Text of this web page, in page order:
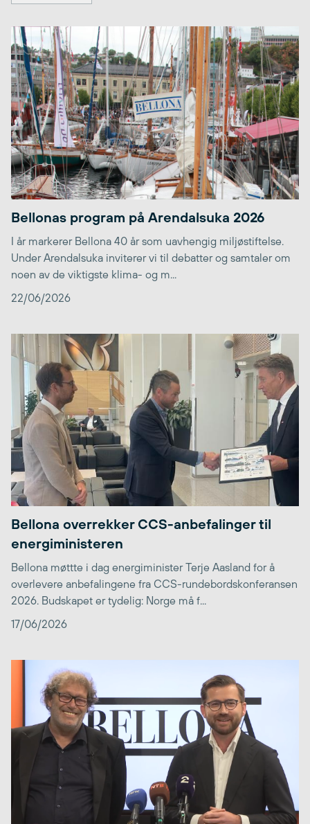
Bellonas program på Arendalsuka 2026
I år markerer Bellona 40 år som uavhengig miljøstiftelse.
Under Arendalsuka inviterer vi til debatter og samtaler om
noen av de viktigste klima- og m...
22/06/2026
Bellona overrekker CCS-anbefalinger til
energiministeren
Bellona møttte i dag energiminister Terje Aasland for å
overlevere anbefalingene fra CCS-rundebordskonferansen
2026. Budskapet er tydelig: Norge må f...
17/06/2026